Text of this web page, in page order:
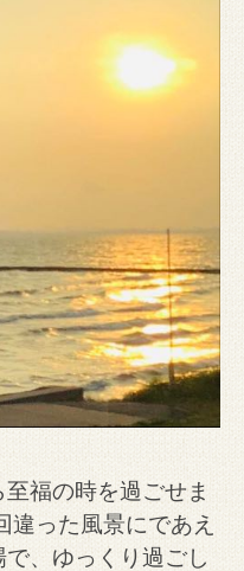
福の時を過ごせま
違った風景にであえ
、ゆっくり過ごし